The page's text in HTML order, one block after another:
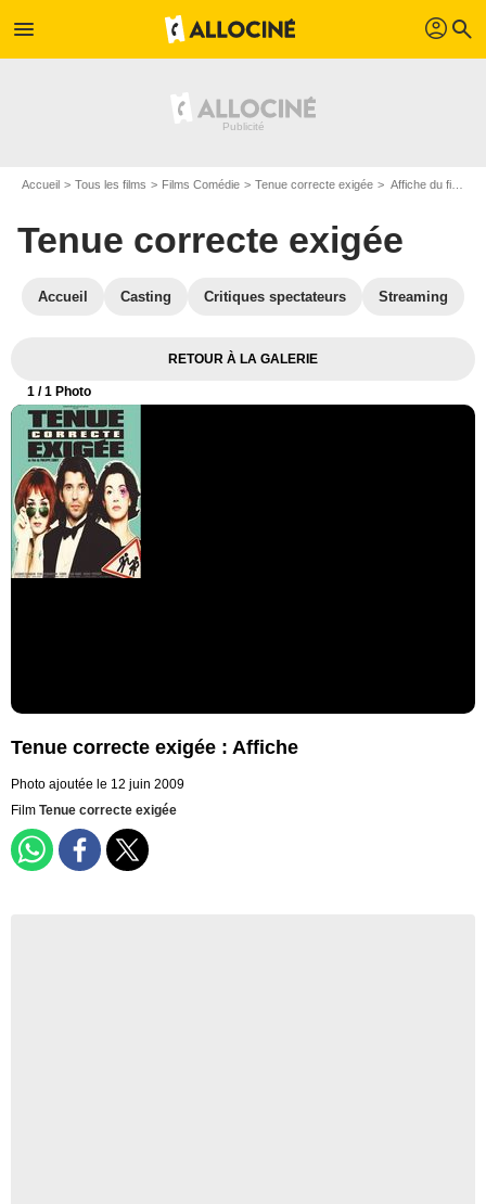
menu profil search
Accueil Tous les films Films Comédie Tenue correcte exigée Affiche du film Tenue correcte exigée - Photo 1
Tenue correcte exigée
Accueil Casting Critiques spectateurs Streaming
RETOUR À LA GALERIE
1 / 1 Photo
Tenue correcte exigée : Affiche
Photo ajoutée le 12 juin 2009
Film Tenue correcte exigée